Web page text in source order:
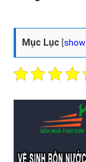
Mục Lục [show